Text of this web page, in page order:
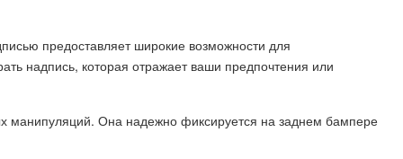
предоставляет широкие возможности для
надпись, которая отражает ваши предпочтения или
манипуляций. Она надежно фиксируется на заднем бампере